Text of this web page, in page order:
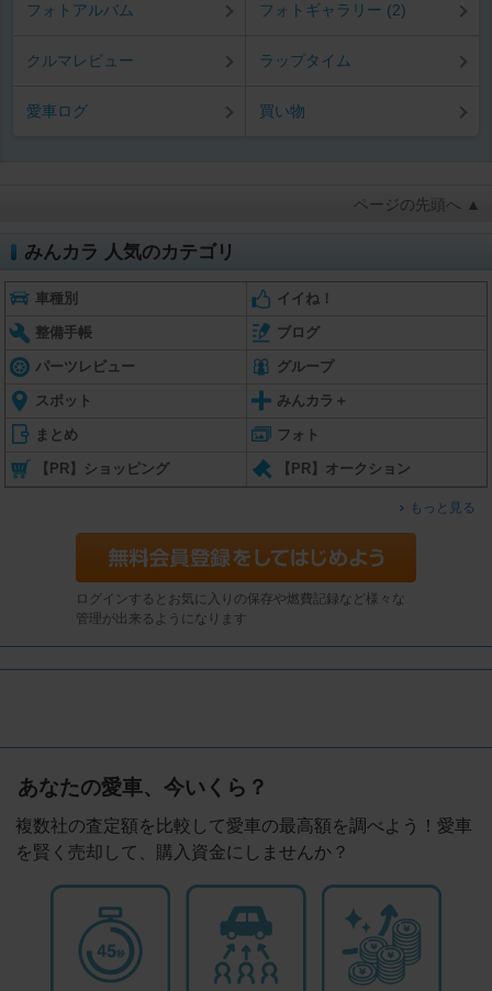
フォトアルバム フォトギャラリー (2)
クルマレビュー ラップタイム
愛車ログ 買い物
ページの先頭へ ▲
みんカラ 人気のカテゴリ
車種別 イイね！
整備手帳 ブログ
パーツレビュー グループ
スポット みんカラ＋
まとめ フォト
【PR】ショッピング 【PR】オークション
もっと見る
ログインするとお気に入りの保存や燃費記録など様々な
管理が出来るようになります
あなたの愛車、今いくら？
複数社の査定額を比較して愛車の最高額を調べよう！愛車
を賢く売却して、購入資金にしませんか？